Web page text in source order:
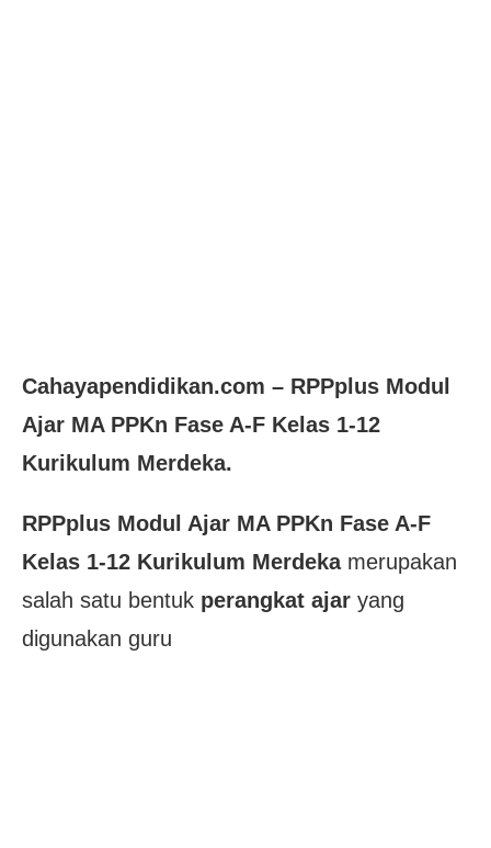
Cahayapendidikan.com – RPPplus Modul
Ajar MA PPKn Fase A-F Kelas 1-12
Kurikulum Merdeka.
RPPplus Modul Ajar MA PPKn Fase A-F
Kelas 1-12 Kurikulum Merdeka merupakan
salah satu bentuk perangkat ajar yang
digunakan guru